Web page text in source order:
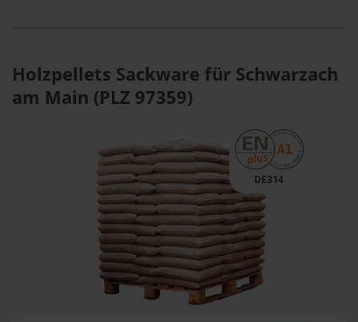
Holzpellets Sackware für Schwarzach
am Main (PLZ 97359)
DE314